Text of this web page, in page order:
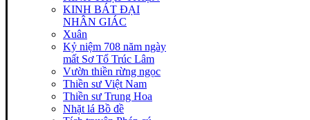
KINH BÁT ĐẠI
NHÂN GIÁC
Xuân
Kỷ niệm 708 năm ngày
mất Sơ Tổ Trúc Lâm
Vườn thiền rừng ngọc
Thiền sư Việt Nam
Thiền sư Trung Hoa
Nhặt lá Bồ đề